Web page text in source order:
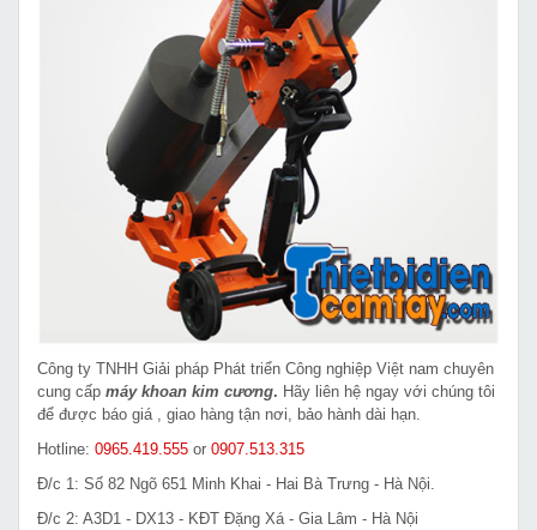
Công ty TNHH Giải pháp Phát triển Công nghiệp Việt nam chuyên
cung cấp máy khoan kim cương. Hãy liên hệ ngay với chúng tôi
để được báo giá , giao hàng tận nơi, bảo hành dài hạn.
Hotline: 0965.419.555 or 0907.513.315
Đ/c 1: Số 82 Ngõ 651 Minh Khai - Hai Bà Trưng - Hà Nội.
Đ/c 2: A3D1 - DX13 - KĐT Đặng Xá - Gia Lâm - Hà Nội